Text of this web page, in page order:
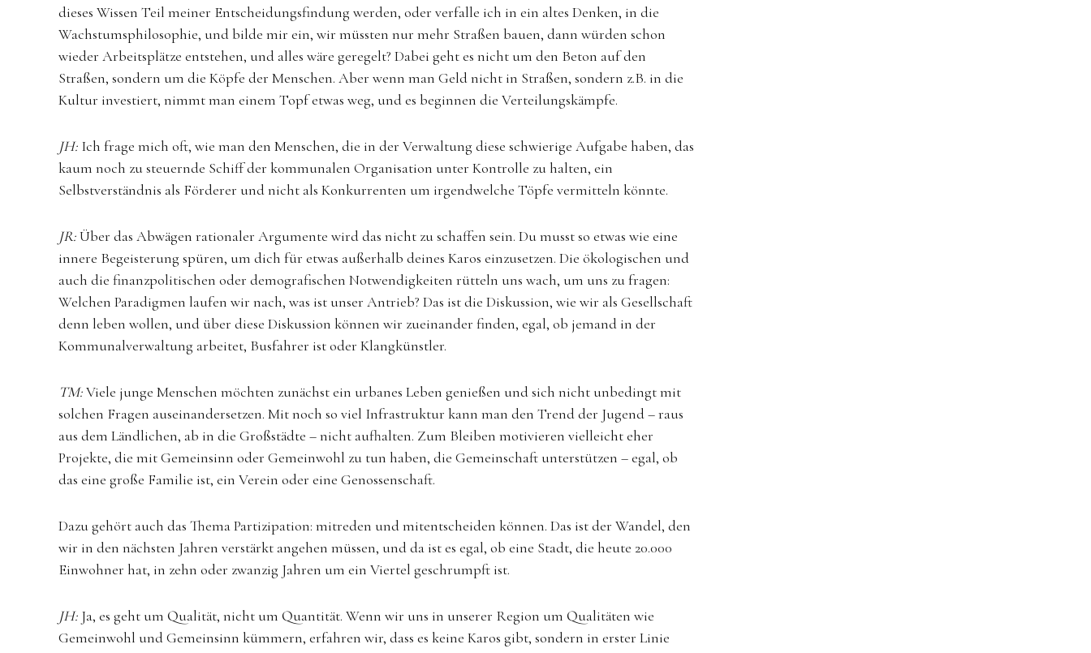
dieses Wissen Teil meiner Entscheidungsfindung werden, oder verfalle ich in ein altes Denken, in die
Wachstumsphilosophie, und bilde mir ein, wir müssten nur mehr Straßen bauen, dann würden schon
wieder Arbeitsplätze entstehen, und alles wäre geregelt? Dabei geht es nicht um den Beton auf den
Straßen, sondern um die Köpfe der Menschen. Aber wenn man Geld nicht in Straßen, sondern z.B. in die
Kultur investiert, nimmt man einem Topf etwas weg, und es beginnen die Verteilungskämpfe.
JH: Ich frage mich oft, wie man den Menschen, die in der Verwaltung diese schwierige Aufgabe haben, das
kaum noch zu steuernde Schiff der kommunalen Organisation unter Kontrolle zu halten, ein
Selbstverständnis als Förderer und nicht als Konkurrenten um irgendwelche Töpfe vermitteln könnte.
JR:Über das Abwägen rationaler Argumente wird das nicht zu schaffen sein. Du musst so etwas wie eine
innere Begeisterung spüren, um dich für etwas außerhalb deines Karos einzusetzen. Die ökologischen und
auch die finanzpolitischen oder demografischen Notwendigkeiten rütteln uns wach, um uns zu fragen:
Welchen Paradigmen laufen wir nach, was ist unser Antrieb? Das ist die Diskussion, wie wir als Gesellschaft
denn leben wollen, und über diese Diskussion können wir zueinander finden, egal, ob jemand in der
Kommunalverwaltung arbeitet, Busfahrer ist oder Klangkünstler.
TM:Viele junge Menschen möchten zunächst ein urbanes Leben genießen und sich nicht unbedingt mit
solchen Fragen auseinandersetzen. Mit noch so viel Infrastruktur kann man den Trend der Jugend – raus
aus dem Ländlichen, ab in die Großstädte – nicht aufhalten. Zum Bleiben motivieren vielleicht eher
Projekte, die mit Gemeinsinn oder Gemeinwohl zu tun haben, die Gemeinschaft unterstützen – egal, ob
das eine große Familie ist, ein Verein oder eine Genossenschaft.
Dazu gehört auch das Thema Partizipation: mitreden und mitentscheiden können. Das ist der Wandel, den
wir in den nächsten Jahren verstärkt angehen müssen, und da ist es egal, ob eine Stadt, die heute 20.000
Einwohner hat, in zehn oder zwanzig Jahren um ein Viertel geschrumpft ist.
JH: Ja, es geht um Qualität, nicht um Quantität. Wenn wir uns in unserer Region um Qualitäten wie
Gemeinwohl und Gemeinsinn kümmern, erfahren wir, dass es keine Karos gibt, sondern in erster Linie